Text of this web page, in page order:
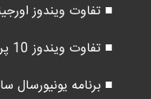
■ تفاوت ویندوز
■ تفاوت ویندوز 10 پرو با ویندوز 10 Home
■ برنامه یونیورسال سا Universal app چیه ؟